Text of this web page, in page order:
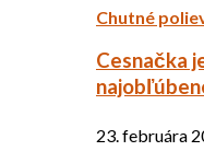
Chutné
Cesnačka
23. februára